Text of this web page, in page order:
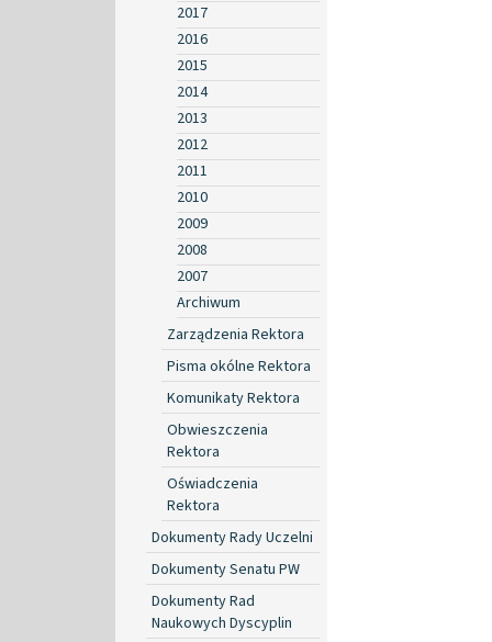
2017
2016
2015
2014
2013
2012
2011
2010
2009
2008
2007
Archiwum
Zarządzenia Rektora
Pisma okólne Rektora
Komunikaty Rektora
Obwieszczenia
Rektora
Oświadczenia
Rektora
Dokumenty Rady Uczelni
Dokumenty Senatu PW
Dokumenty Rad
Naukowych Dyscyplin